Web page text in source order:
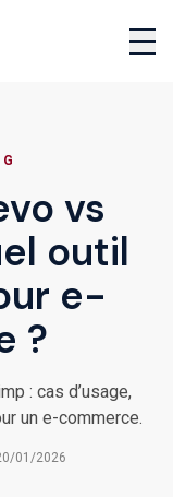
vs
outil
e-
?
: cas d’usage,
un e-commerce.
01/2026